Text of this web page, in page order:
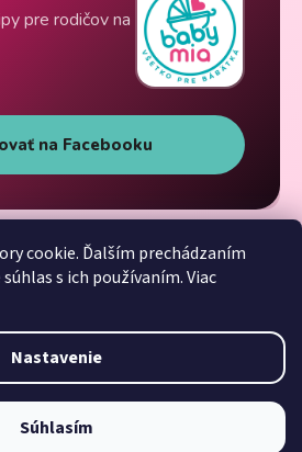
cookie. Ďalším prechádzaním
s ich používaním. Viac
Nastavenie
Súhlasím
pre rodičov na
na Facebooku
Vytvoril Shoptet